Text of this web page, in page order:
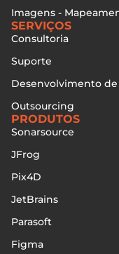
Imagens -
SERVIÇOS
Consultoria
Suporte
Desenvolvimento
Outsourcing
PRODUTOS
Sonarsource
JFrog
Pix4D
JetBrains
Parasoft
Figma